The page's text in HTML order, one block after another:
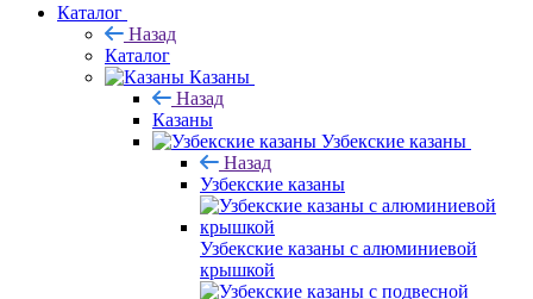
Каталог
Назад
Каталог
Казаны
Назад
Казаны
Узбекские казаны
Назад
Узбекские казаны
Узбекские казаны с алюминиевой
крышкой